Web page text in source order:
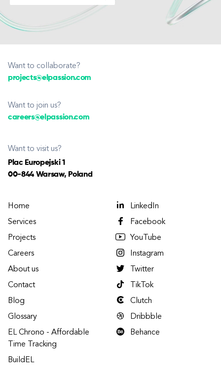
Want to collaborate?
projects@elpassion.com
Want to join us?
careers@elpassion.com
Want to visit us?
Plac Europejski 1
00-844 Warsaw, Poland
Home
Services
Projects
Careers
About us
Contact
Blog
Glossary
EL Chrono - Affordable
Time Tracking
BuildEL
LinkedIn
Facebook
YouTube
Instagram
Twitter
TikTok
Clutch
Dribbble
Behance